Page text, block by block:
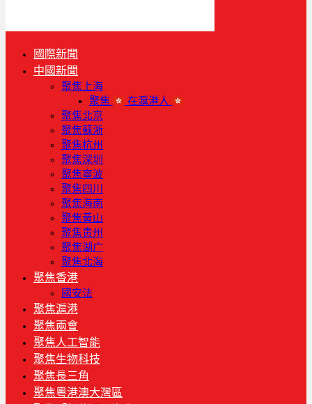
國際新聞
中國新聞
聚焦上海
聚焦
在滬港人
聚焦北京
聚焦蘇浙
聚焦杭州
聚焦深圳
聚焦寧波
聚焦四川
聚焦海南
聚焦黃山
聚焦贵州
聚焦湖广
聚焦北海
聚焦香港
國安法
聚焦滬港
聚焦兩會
聚焦人工智能
聚焦生物科技
聚焦長三角
聚焦粵港澳大灣區